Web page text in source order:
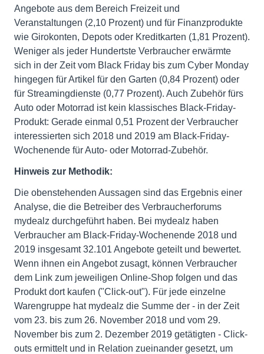
Angebote aus dem Bereich Freizeit und
Veranstaltungen (2,10 Prozent) und für Finanzprodukte
wie Girokonten, Depots oder Kreditkarten (1,81 Prozent).
Weniger als jeder Hundertste Verbraucher erwärmte
sich in der Zeit vom Black Friday bis zum Cyber Monday
hingegen für Artikel für den Garten (0,84 Prozent) oder
für Streamingdienste (0,77 Prozent). Auch Zubehör fürs
Auto oder Motorrad ist kein klassisches Black-Friday-
Produkt: Gerade einmal 0,51 Prozent der Verbraucher
interessierten sich 2018 und 2019 am Black-Friday-
Wochenende für Auto- oder Motorrad-Zubehör.
Hinweis zur Methodik:
Die obenstehenden Aussagen sind das Ergebnis einer
Analyse, die die Betreiber des Verbraucherforums
mydealz durchgeführt haben. Bei mydealz haben
Verbraucher am Black-Friday-Wochenende 2018 und
2019 insgesamt 32.101 Angebote geteilt und bewertet.
Wenn ihnen ein Angebot zusagt, können Verbraucher
dem Link zum jeweiligen Online-Shop folgen und das
Produkt dort kaufen ("Click-out"). Für jede einzelne
Warengruppe hat mydealz die Summe der - in der Zeit
vom 23. bis zum 26. November 2018 und vom 29.
November bis zum 2. Dezember 2019 getätigten - Click-
outs ermittelt und in Relation zueinander gesetzt, um